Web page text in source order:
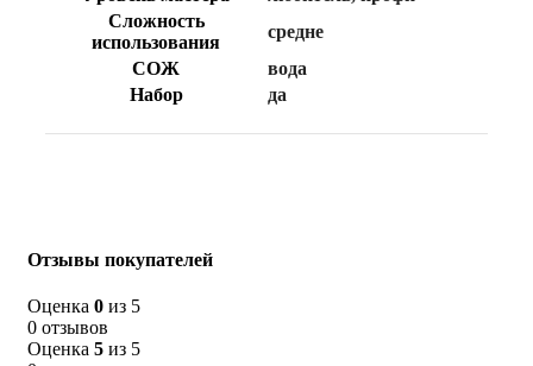
Сложность
использования
средне
СОЖ
вода
Набор
да
Отзывы покупателей
Оценка 0 из 5
0 отзывов
Оценка 5 из 5